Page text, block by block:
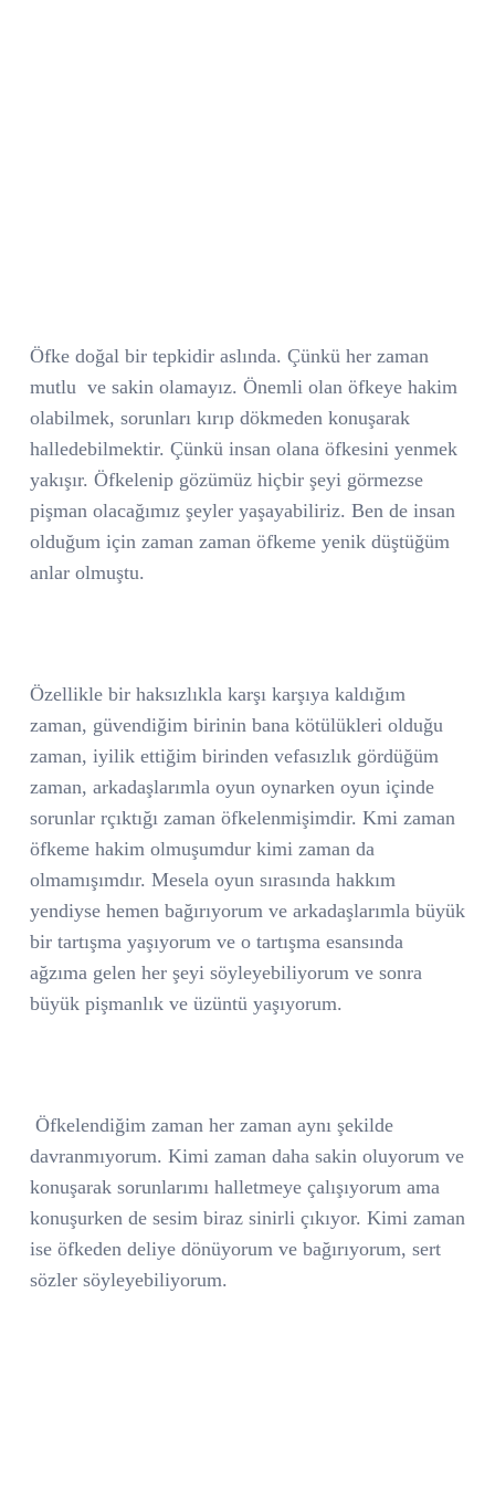
Öfke doğal bir tepkidir aslında. Çünkü her zaman
mutlu ve sakin olamayız. Önemli olan öfkeye hakim
olabilmek, sorunları kırıp dökmeden konuşarak
halledebilmektir. Çünkü insan olana öfkesini yenmek
yakışır. Öfkelenip gözümüz hiçbir şeyi görmezse
pişman olacağımız şeyler yaşayabiliriz. Ben de insan
olduğum için zaman zaman öfkeme yenik düştüğüm
anlar olmuştu.
Özellikle bir haksızlıkla karşı karşıya kaldığım
zaman, güvendiğim birinin bana kötülükleri olduğu
zaman, iyilik ettiğim birinden vefasızlık gördüğüm
zaman, arkadaşlarımla oyun oynarken oyun içinde
sorunlar rçıktığı zaman öfkelenmişimdir. Kmi zaman
öfkeme hakim olmuşumdur kimi zaman da
olmamışımdır. Mesela oyun sırasında hakkım
yendiyse hemen bağırıyorum ve arkadaşlarımla büyük
bir tartışma yaşıyorum ve o tartışma esansında
ağzıma gelen her şeyi söyleyebiliyorum ve sonra
büyük pişmanlık ve üzüntü yaşıyorum.
Öfkelendiğim zaman her zaman aynı şekilde
davranmıyorum. Kimi zaman daha sakin oluyorum ve
konuşarak sorunlarımı halletmeye çalışıyorum ama
konuşurken de sesim biraz sinirli çıkıyor. Kimi zaman
ise öfkeden deliye dönüyorum ve bağırıyorum, sert
sözler söyleyebiliyorum.